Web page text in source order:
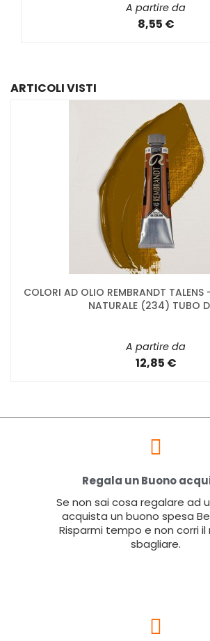
A partire da
8,55 €
ARTICOLI VISTI
COLORI AD OLIO REMBRANDT TALENS
NATURALE (234) TUBO
A partire da
12,85 €
Regala un Buono
Se non sai cosa regalare ad
acquista un buono spesa
Risparmi tempo e non corri il
sbagliare.